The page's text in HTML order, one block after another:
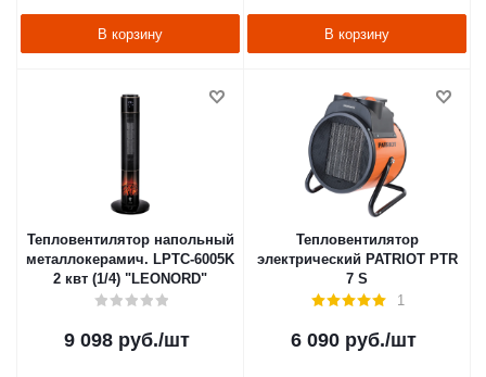
В корзину В корзину
Тепловентилятор напольный
металлокерамич. LPTC-6005K
2 квт (1/4) "LEONORD"
9 098руб./шт
Тепловентилятор
электрический PATRIOT PTR
7 S
1
6 090руб./шт